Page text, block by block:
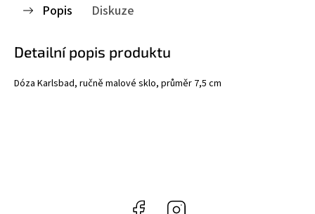
Popis Diskuze
Detailní popis produktu
Dóza Karlsbad, ručně malové sklo, průměr 7,5 cm
Facebook